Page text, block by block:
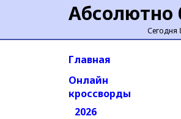
Абсолютно
Сегодня
Главная
Онлайн
кроссворды
2026